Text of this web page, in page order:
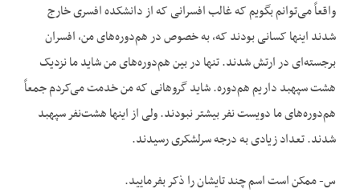
واقعاً می‌توانم بگویم که غالب افسرانی که از دانشکده افسری خارج
شدند اینها کسانی بودند که، به خصوص در هم‌دوره‌‌های من، افسران
برجسته‌ای در ارتش شدند. تنها در بین هم‌دوره‌‌های من شاید ما نزدیک
هشت سپهبد داریم هم‌دوره. شاید گروهانی که من خدمت می‌کردم جمعاً
هم‌دوره‌‌های ما دویست نفر بیشتر نبودند. ولی از اینها هشت‌نفر سپهبد
شدند. تعداد زیادی به درجه سرلشکری رسیدند.
س- ممکن است اسم چند تایشان را ذکر بفرمایید.